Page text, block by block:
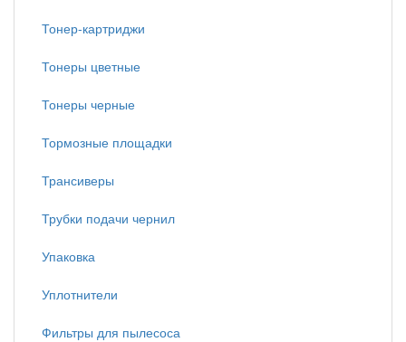
Тонер-картриджи
Тонеры цветные
Тонеры черные
Тормозные площадки
Трансиверы
Трубки подачи чернил
Упаковка
Уплотнители
Фильтры для пылесоса